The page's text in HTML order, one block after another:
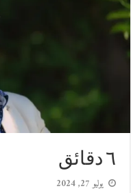
٦ دقائق
يوليو 27, 2024